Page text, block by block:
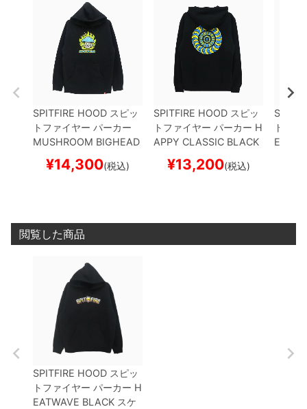
SPITFIRE HOOD スピッ
トファイヤー パーカー
MUSHROOM BIGHEAD
BLACK スケートボード
スケボー
¥14,300(税込)
SPITFIRE HOOD スピッ
トファイヤー パーカー H
APPY CLASSIC BLACK
スケートボード スケボー
¥13,200(税込)
トファ
EAM
閲覧した商品
SPITFIRE HOOD スピッ
トファイヤー パーカー H
EATWAVE BLACK スケ